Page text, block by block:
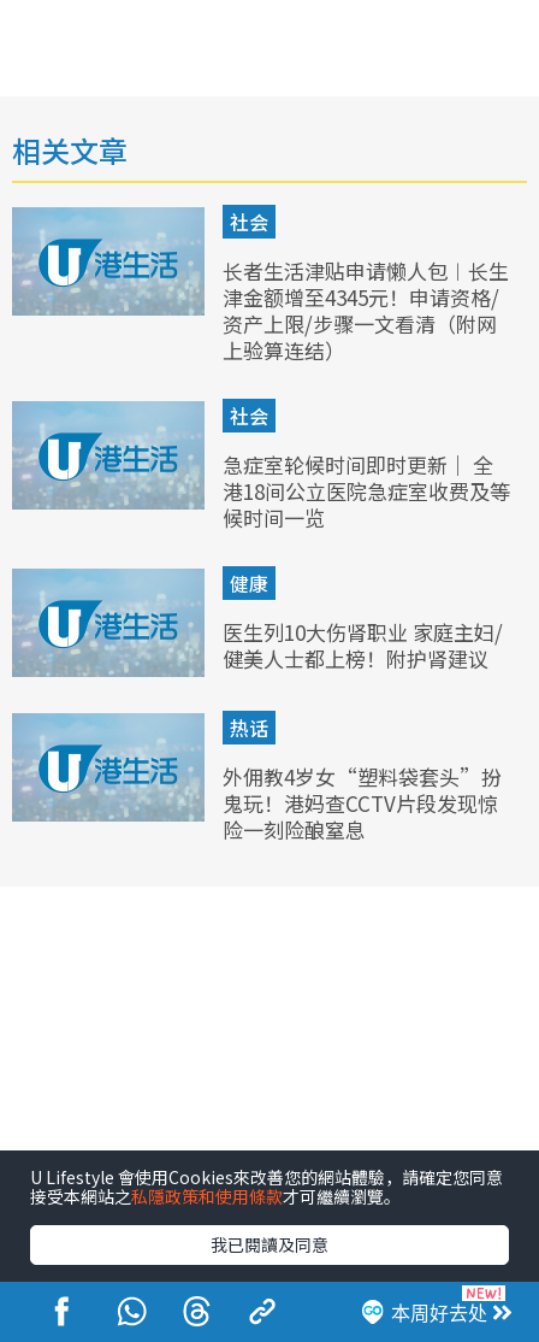
相关文章
社会
长者生活津贴申请懒人包︱长生
津金额增至4345元！申请资格/
资产上限/步骤一文看清（附网
上验算连结）
社会
急症室轮候时间即时更新｜ 全
港18间公立医院急症室收费及等
候时间一览
健康
医生列10大伤肾职业 家庭主妇/
健美人士都上榜！附护肾建议
热话
外佣教4岁女“塑料袋套头”扮
鬼玩！港妈查CCTV片段发现惊
险一刻险酿窒息
本周好去处
U Lifestyle 會使用Cookies來改善您的網站體驗，請確定您同意
接受本網站之私隱政策和使用條款才可繼續瀏覽。
我已閱讀及同意